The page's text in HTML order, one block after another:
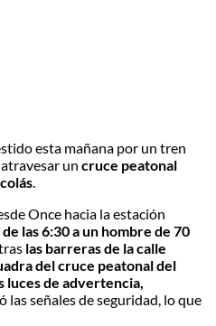
esta mañana por un tren
un cruce peatonal
.
Once hacia la estación
las 6:30 a un hombre de 70
las barreras de la calle
del cruce peatonal del
luces de advertencia,
las señales de seguridad, lo que